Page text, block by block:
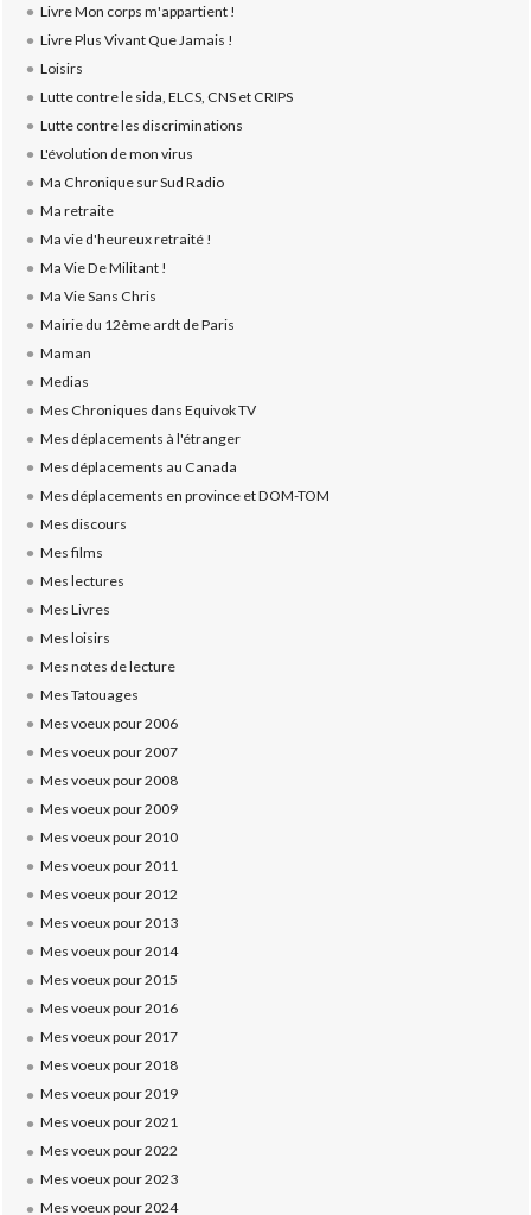
Livre Mon corps m'appartient !
Livre Plus Vivant Que Jamais !
Loisirs
Lutte contre le sida, ELCS, CNS et CRIPS
Lutte contre les discriminations
L'évolution de mon virus
Ma Chronique sur Sud Radio
Ma retraite
Ma vie d'heureux retraité !
Ma Vie De Militant !
Ma Vie Sans Chris
Mairie du 12ème ardt de Paris
Maman
Medias
Mes Chroniques dans Equivok TV
Mes déplacements à l'étranger
Mes déplacements au Canada
Mes déplacements en province et DOM-TOM
Mes discours
Mes films
Mes lectures
Mes Livres
Mes loisirs
Mes notes de lecture
Mes Tatouages
Mes voeux pour 2006
Mes voeux pour 2007
Mes voeux pour 2008
Mes voeux pour 2009
Mes voeux pour 2010
Mes voeux pour 2011
Mes voeux pour 2012
Mes voeux pour 2013
Mes voeux pour 2014
Mes voeux pour 2015
Mes voeux pour 2016
Mes voeux pour 2017
Mes voeux pour 2018
Mes voeux pour 2019
Mes voeux pour 2021
Mes voeux pour 2022
Mes voeux pour 2023
Mes voeux pour 2024